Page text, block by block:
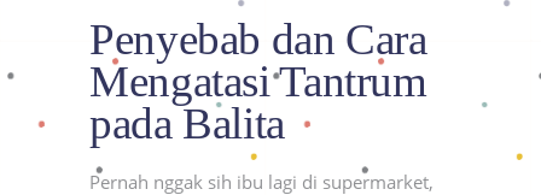
Penyebab dan Cara
Mengatasi Tantrum
pada Balita
Pernah nggak sih ibu lagi di supermarket,